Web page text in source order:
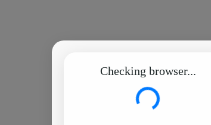
Checking browser...